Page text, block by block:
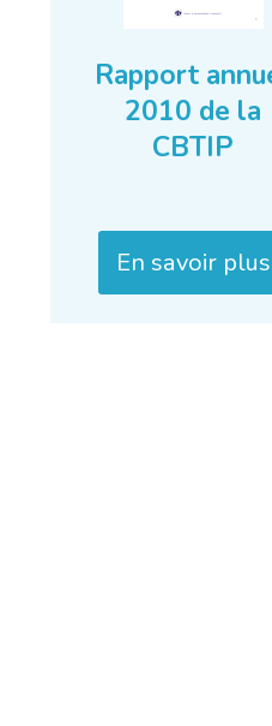
Rapport
2010 de la
CBTIP
En savoir plus